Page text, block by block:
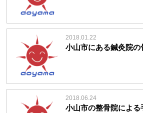
2018.01.22
小山市にある鍼灸院の
2018.06.24
小山市の整骨院による